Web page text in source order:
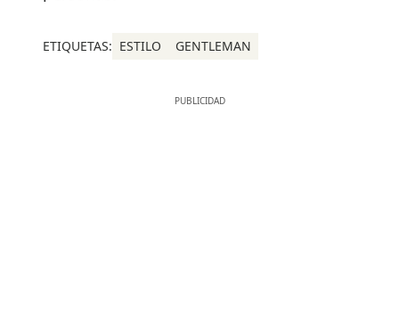
ETIQUETAS: ESTILO GENTLEMAN